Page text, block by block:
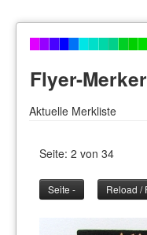
Flyer-Merker
Aktuelle Merkliste
Seite: 2 von 34